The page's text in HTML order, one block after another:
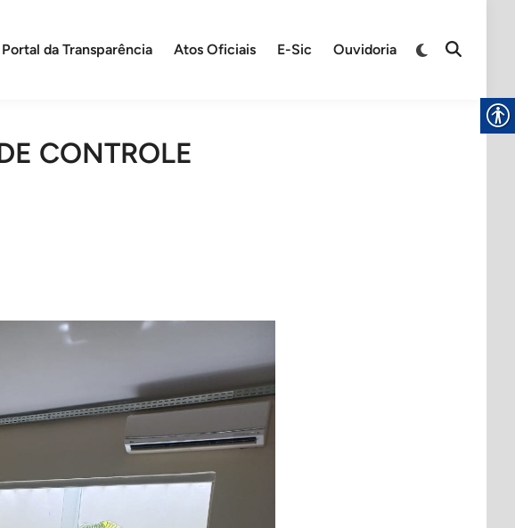
Portal da Transparência Atos Oficiais E-Sic Ouvidoria
CONTROLE